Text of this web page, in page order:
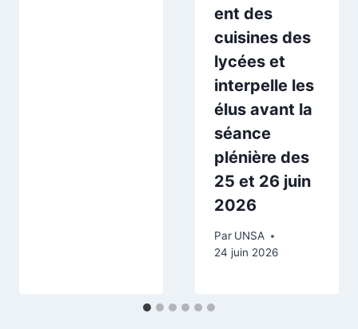
ent des
cuisines des
lycées et
interpelle les
élus avant la
séance
plénière des
25 et 26 juin
2026
Par UNSA
24 juin 2026